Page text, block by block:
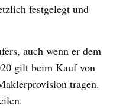
festgelegt und
auch wenn er dem
gilt beim Kauf von
tragen.